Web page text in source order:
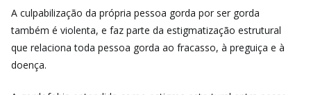
A culpabilização da própria pessoa gorda por ser gorda
também é violenta, e faz parte da estigmatização estrutural
que relaciona toda pessoa gorda ao fracasso, à preguiça e à
doença.